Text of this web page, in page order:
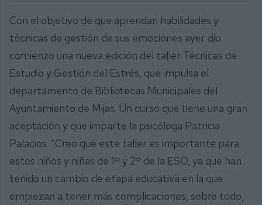
Con el objetivo de que aprendan habilidades y
técnicas de gestión de sus emociones ayer dio
comienzo una nueva edición del taller Técnicas de
Estudio y Gestión del Estrés, que impulsa el
departamento de Bibliotecas Municipales del
Ayuntamiento de Mijas. Un curso que tiene una gran
aceptación y que imparte la psicóloga Patricia
Palacios. “Creo que este taller es importante para
estos niños y niñas de 1º y 2º de la ESO, ya que han
tenido un cambio de etapa educativa en la que
empiezan a tener más complicaciones, sobre todo,